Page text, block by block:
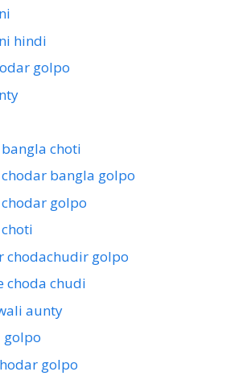
hindi
golpo
choti
bangla golpo
golpo
chodachudir golpo
choda chudi
aunty
golpo
golpo